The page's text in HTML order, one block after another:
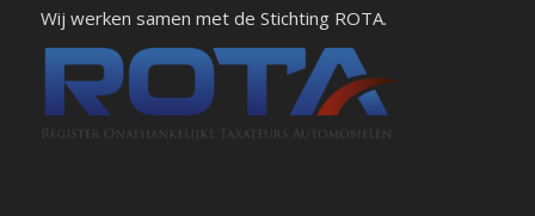
Wij werken samen met de Stichting ROTA.